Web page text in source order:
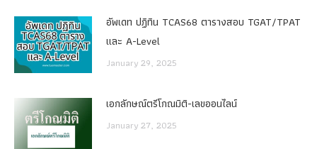
อัพเดท ปฏิทิน TCAS68 ตารางสอบ TGAT/TPAT
และ A-Level
January 29, 2025
เอกลักษณ์ตรีโกณมิติ-เลขออนไลน์
January 27, 2025